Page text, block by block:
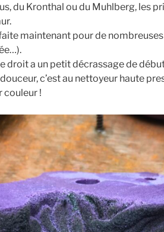
du Kronthal ou du Muhlberg, les
faite maintenant pour de
droit a un petit décrassage de
c’est au nettoyeur haute
couleur !